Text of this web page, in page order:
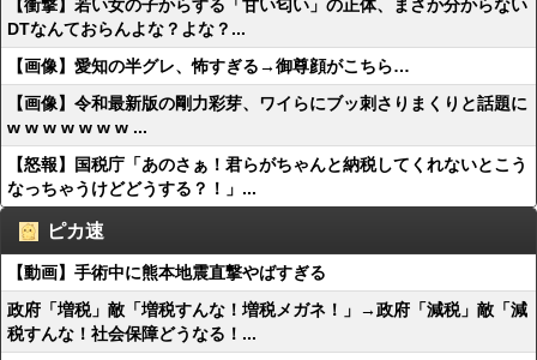
【衝撃】若い女の子からする「甘い匂い」の正体、まさか分からない
DTなんておらんよな？よな？...
【画像】愛知の半グレ、怖すぎる→御尊顔がこちら…
【画像】令和最新版の剛力彩芽、ワイらにブッ刺さりまくりと話題に
w w w w w w w ...
【怒報】国税庁「あのさぁ！君らがちゃんと納税してくれないとこう
なっちゃうけどどうする？！」...
ピカ速
【動画】手術中に熊本地震直撃やばすぎる
政府「増税」敵「増税すんな！増税メガネ！」→政府「減税」敵「減
税すんな！社会保障どうなる！...